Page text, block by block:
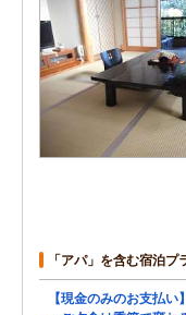
「アパ」を含む宿泊プ
【現金のみのお支払い